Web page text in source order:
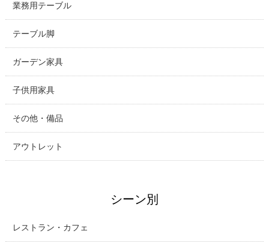
業務用テーブル
テーブル脚
ガーデン家具
子供用家具
その他・備品
アウトレット
シーン別
レストラン・カフェ